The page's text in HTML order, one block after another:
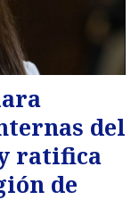
del
ratifica
de